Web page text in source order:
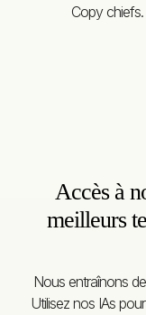
Copy
Accès à
meilleurs
Nous entraînons
Utilisez nos IAs